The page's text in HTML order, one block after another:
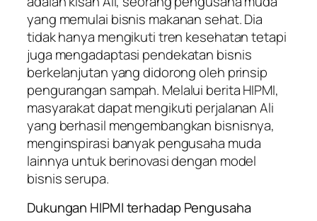
yang memulai bisnis makanan sehat. Dia
tidak hanya mengikuti tren kesehatan tetapi
juga mengadaptasi pendekatan bisnis
berkelanjutan yang didorong oleh prinsip
pengurangan sampah. Melalui berita HIPMI,
masyarakat dapat mengikuti perjalanan Ali
yang berhasil mengembangkan bisnisnya,
menginspirasi banyak pengusaha muda
lainnya untuk berinovasi dengan model
bisnis serupa.
Dukungan HIPMI terhadap Pengusaha